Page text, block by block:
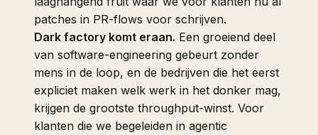
patches in PR-flows voor schrijven.
Dark factory komt eraan. Een groeiend deel
van software-engineering gebeurt zonder
mens in de loop, en de bedrijven die het eerst
expliciet maken welk werk in het donker mag,
krijgen de grootste throughput-winst. Voor
klanten die we begeleiden in agentic